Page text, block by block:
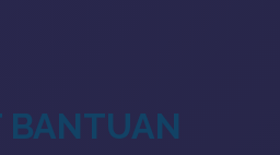
BANTUAN